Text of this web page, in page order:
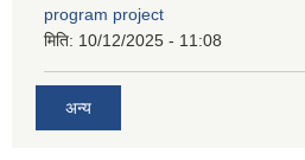
program project
मिति: 10/12/2025 - 11:08
अन्य